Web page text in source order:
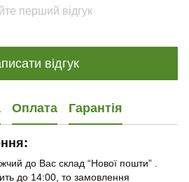
перший відгук
відгук
Оплата Гарантія
до Вас склад “Нової пошти” .
до 14:00, то замовлення